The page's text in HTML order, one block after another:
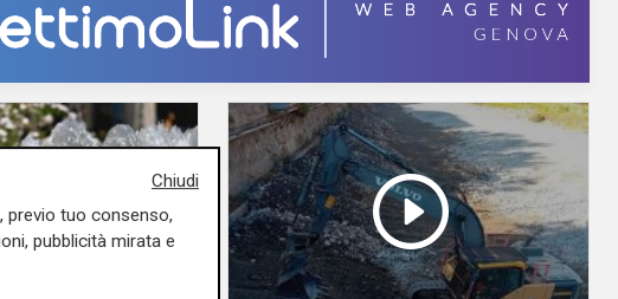
Chiudi
previo tuo consenso,
pubblicità mirata e